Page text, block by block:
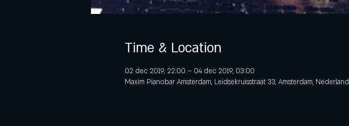
Time & Location
02 dec 2019, 22:00 – 04 dec 2019, 03:00
Maxim Pianobar Amsterdam, Leidsekruisstraat 33, Amsterdam, Nederland